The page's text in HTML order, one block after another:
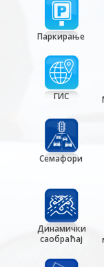
Паркирање
ГИС
Семафори
Динамички
саобраћај